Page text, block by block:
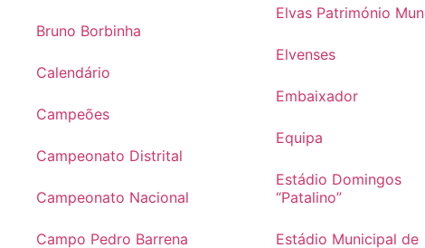
Bruno Borbinha
Calendário
Campeões
Campeonato Distrital
Campeonato Nacional
Campo Pedro Barrena
Elvas Património
Elvenses
Embaixador
Equipa
Estádio Domingos
“Patalino”
Estádio Municipal de